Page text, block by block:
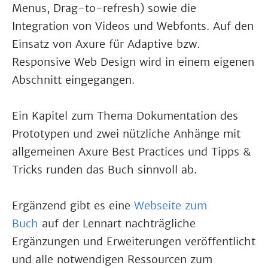
Menus, Drag-to-refresh) sowie die
Integration von Videos und Webfonts. Auf den
Einsatz von Axure für Adaptive bzw.
Responsive Web Design wird in einem eigenen
Abschnitt eingegangen.
Ein Kapitel zum Thema Dokumentation des
Prototypen und zwei nützliche Anhänge mit
allgemeinen Axure Best Practices und Tipps &
Tricks runden das Buch sinnvoll ab.
Ergänzend gibt es eine Webseite zum
Buch auf der Lennart nachträgliche
Ergänzungen und Erweiterungen veröffentlicht
und alle notwendigen Ressourcen zum